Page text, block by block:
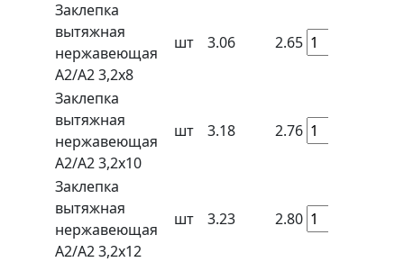
Заклепка
вытяжная
нержавеющая
A2/A2 3,2x8
шт 3.06 2.65
Заклепка
вытяжная
нержавеющая
A2/A2 3,2x10
шт 3.18 2.76
Заклепка
вытяжная
нержавеющая
A2/A2 3,2x12
шт 3.23 2.80